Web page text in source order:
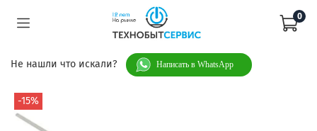
0
Не нашли что искали? Написать в WhatsApp
-15%